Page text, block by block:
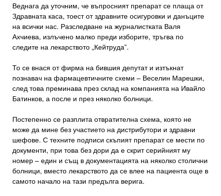
Веднага да уточним, че въпросният препарат се плаща от
Здравната каса, тоест от здравните осигуровки и данъците
на всички нас. Разследване на журналистката Валя
Ахчиева, излъчено малко преди изборите, тръгва по
следите на лекарството „Кейтруда”.
То се внася от фирма на бившия депутат и изтъкнат
познавач на фармацевтичните схеми – Веселин Марешки,
след това преминава през склад на компанията на Ивайло
Батинков, а после и през няколко болници.
Постепенно се разплита отвратителна схема, която не
може да мине без участието на дистрибутори и здравни
шефове. С техните подписи скъпият препарат се мести по
документи, при това без дори да е скрит серийният му
номер – един и същ в документацията на няколко столични
болници, вместо лекарството да се влее на пациента още в
самото начало на тази предълга верига.